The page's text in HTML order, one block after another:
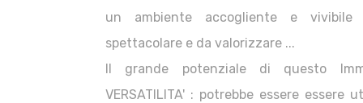
un ambiente accogliente e
spettacolare e da valorizzare ...
Il grande potenziale di questo
VERSATILITA' : potrebbe essere